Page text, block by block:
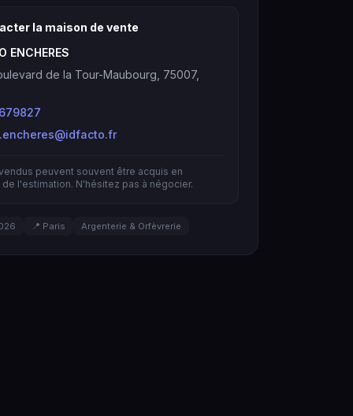
la maison de vente
ENCHERES
de la Tour-Maubourg, 75007,
peuvent souvent être acquis en
l'estimation. N'hésitez pas à négocier.
📍 Paris Argenterie & Orfèvrerie